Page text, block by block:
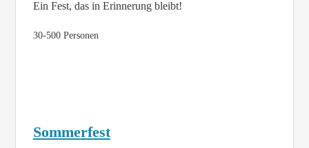
Ein Fest, das in Erinnerung bleibt!
30-500 Personen
Sommerfest